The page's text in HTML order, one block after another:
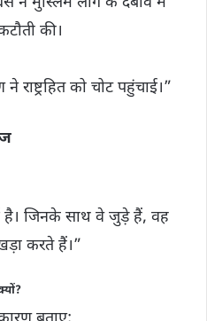
की।
राष्ट्रहित को चोट पहुंचाई।”
है। जिनके साथ वे जुड़े हैं, वह
करते हैं।”